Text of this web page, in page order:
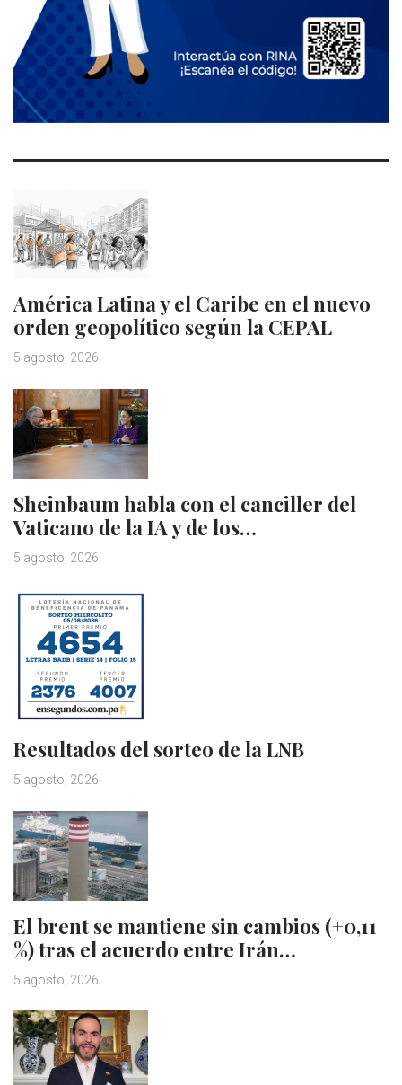
América Latina y el Caribe en el nuevo
orden geopolítico según la CEPAL
5 agosto, 2026
Sheinbaum habla con el canciller del
Vaticano de la IA y de los…
5 agosto, 2026
Resultados del sorteo de la LNB
5 agosto, 2026
El brent se mantiene sin cambios (+0,11
%) tras el acuerdo entre Irán…
5 agosto, 2026